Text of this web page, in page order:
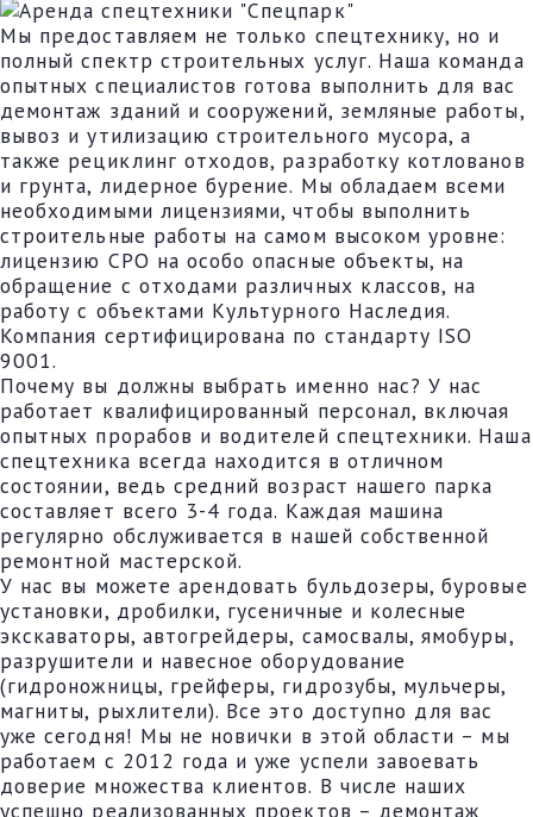
Мы предоставляем не только спецтехнику, но и
полный спектр строительных услуг. Наша команда
опытных специалистов готова выполнить для вас
демонтаж зданий и сооружений, земляные работы,
вывоз и утилизацию строительного мусора, а
также рециклинг отходов, разработку котлованов
и грунта, лидерное бурение. Мы обладаем всеми
необходимыми лицензиями, чтобы выполнить
строительные работы на самом высоком уровне:
лицензию СРО на особо опасные объекты, на
обращение с отходами различных классов, на
работу с объектами Культурного Наследия.
Компания сертифицирована по стандарту ISO
9001.
Почему вы должны выбрать именно нас? У нас
работает квалифицированный персонал, включая
опытных прорабов и водителей спецтехники. Наша
спецтехника всегда находится в отличном
состоянии, ведь средний возраст нашего парка
составляет всего 3-4 года. Каждая машина
регулярно обслуживается в нашей собственной
ремонтной мастерской.
У нас вы можете арендовать бульдозеры, буровые
установки, дробилки, гусеничные и колесные
экскаваторы, автогрейдеры, самосвалы, ямобуры,
разрушители и навесное оборудование
(гидроножницы, грейферы, гидрозубы, мульчеры,
магниты, рыхлители). Все это доступно для вас
уже сегодня! Мы не новички в этой области – мы
работаем с 2012 года и уже успели завоевать
доверие множества клиентов. В числе наших
успешно реализованных проектов – демонтаж